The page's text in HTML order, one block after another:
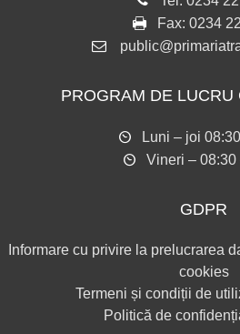
Fax: 0234
PROGRAM DE LUCRU
Luni – joi
Vineri – 08:30
GDPR
Informare cu privire la prelucrarea
cookies
Termeni și condiții de
Politică de